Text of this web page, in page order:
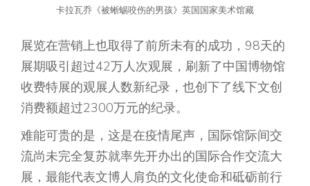
卡拉瓦乔《被蜥蜴咬伤的男孩》英国国家美术馆藏
展览在营销上也取得了前所未有的成功，98天的
展期吸引超过42万人次观展，刷新了中国博物馆
收费特展的观展人数新纪录，也创下了线下文创
消费额超过2300万元的纪录。
难能可贵的是，这是在疫情尾声，国际馆际间交
流尚未完全复苏就率先开办出的国际合作交流大
展，最能代表文博人肩负的文化使命和砥砺前行